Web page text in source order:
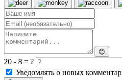
😊
20 - 8 = ?
Уведомлять о новых